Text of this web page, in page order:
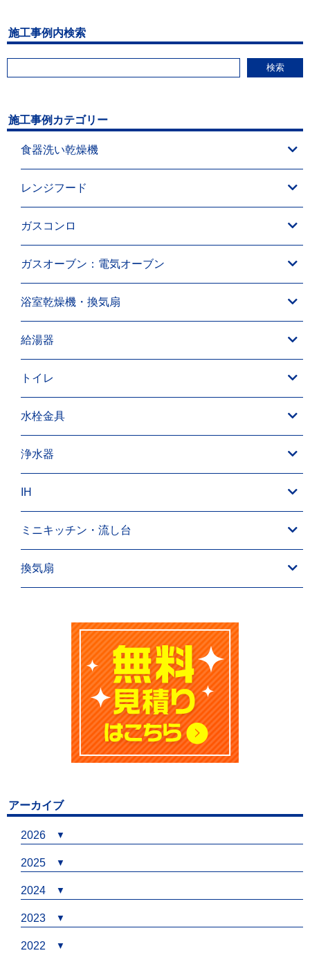
施工事例内検索
検索
施工事例カテゴリー
食器洗い乾燥機
レンジフード
ガスコンロ
ガスオーブン：電気オーブン
浴室乾燥機・換気扇
給湯器
トイレ
水栓金具
浄水器
IH
ミニキッチン・流し台
換気扇
アーカイブ
2026
2025
2024
2023
2022